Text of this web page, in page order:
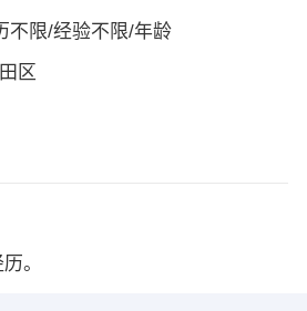
不限/经验不限/年龄
区
。